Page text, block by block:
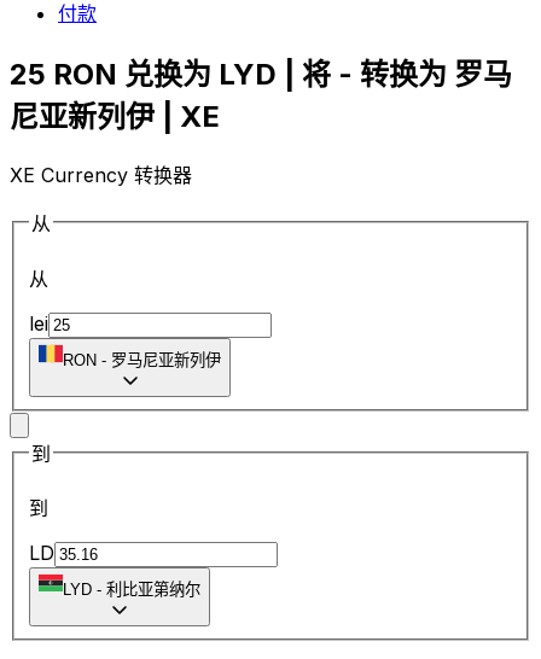
付款
25 RON 兑换为 LYD | 将 - 转换为 罗马
尼亚新列伊 | XE
XE Currency 转换器
从
从
lei
RON - 罗马尼亚新列伊
到
到
LD
LYD - 利比亚第纳尔